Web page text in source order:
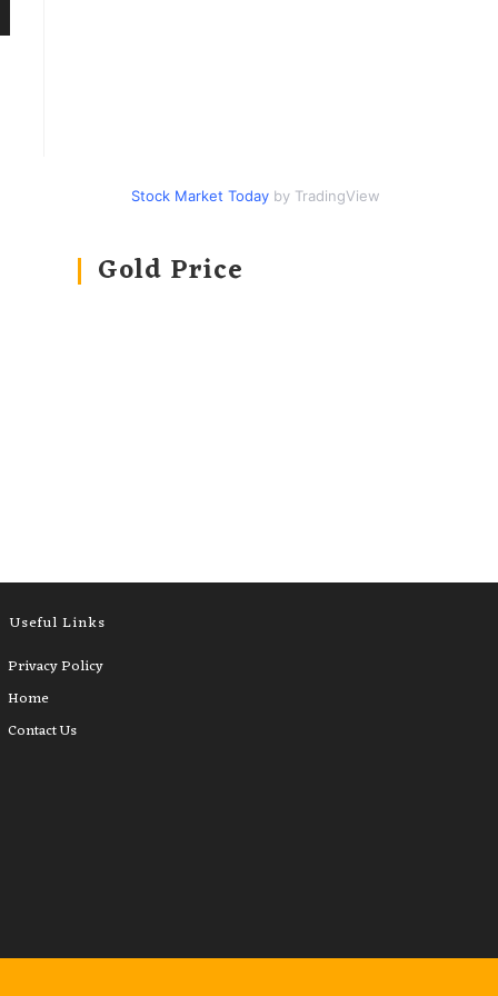
Stock Market Today by TradingView
Gold Price
Useful Links
Privacy Policy
Home
Contact Us